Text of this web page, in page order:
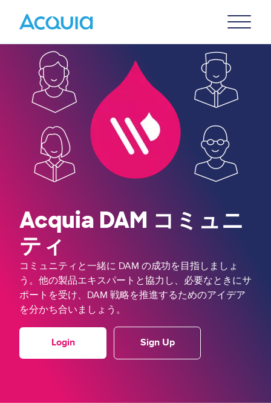
Menu
Acquia DAM コミュニ
ティ
コミュニティと一緒に DAM の成功を目指しましょ
う。他の製品エキスパートと協力し、必要なときにサ
ポートを受け、DAM 戦略を推進するためのアイデア
を分かち合いましょう。
Login Sign Up